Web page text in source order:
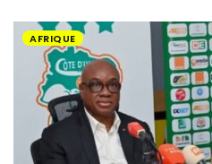
AFRIQUE